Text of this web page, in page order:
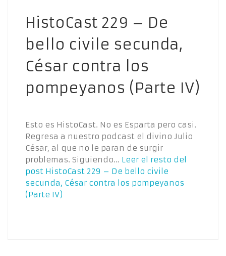
HistoCast 229 – De
bello civile secunda,
César contra los
pompeyanos (Parte IV)
Esto es HistoCast. No es Esparta pero casi.
Regresa a nuestro podcast el divino Julio
César, al que no le paran de surgir
problemas. Siguiendo… Leer el resto del
post HistoCast 229 – De bello civile
secunda, César contra los pompeyanos
(Parte IV)